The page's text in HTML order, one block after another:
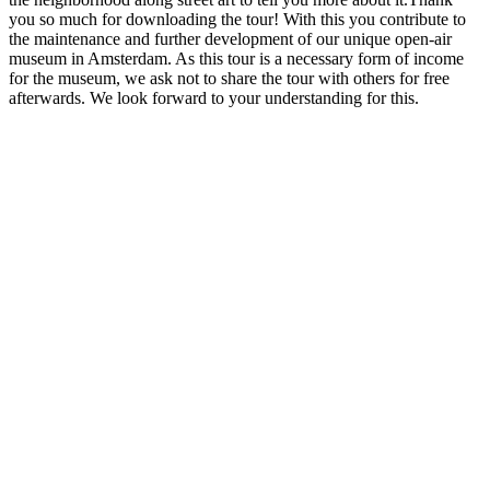
you so much for downloading the tour! With this you contribute to
the maintenance and further development of our unique open-air
museum in Amsterdam. As this tour is a necessary form of income
for the museum, we ask not to share the tour with others for free
afterwards. We look forward to your understanding for this.